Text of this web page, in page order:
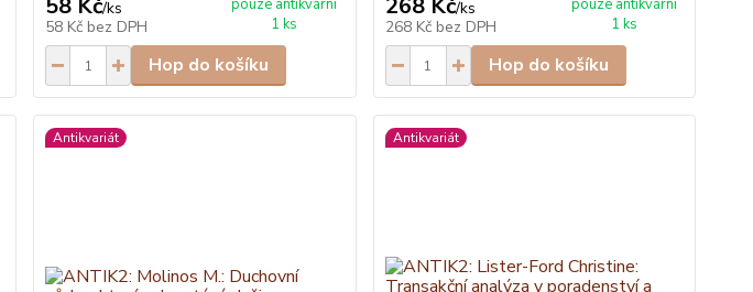
58 Kč/ks
58 Kč bez DPH
pouze antikvární
1 ks
Hop do košíku
268 Kč/ks
268 Kč bez DPH
pouze antikvární
1 ks
Hop do košíku
Antikvariát Antikvariát